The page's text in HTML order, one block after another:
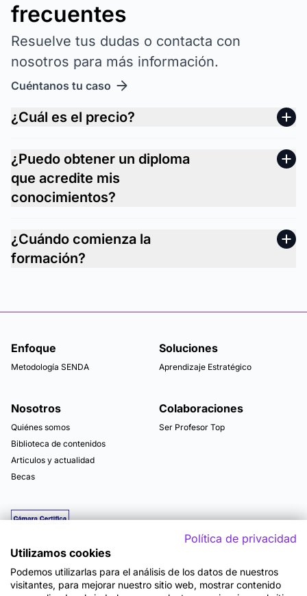
frecuentes
Resuelve tus dudas o contacta con
nosotros para más información.
Cuéntanos tu caso
¿Cuál es el precio?
¿Puedo obtener un diploma
que acredite mis
conocimientos?
¿Cuándo comienza la
formación?
Enfoque
Metodología SENDA
Soluciones
Aprendizaje Estratégico
Nosotros
Quiénes somos
Biblioteca de contenidos
Articulos y actualidad
Becas
Colaboraciones
Ser Profesor Top
Política de privacidad
Utilizamos cookies
Podemos utilizarlas para el análisis de los datos de nuestros
visitantes, para mejorar nuestro sitio web, mostrar contenido